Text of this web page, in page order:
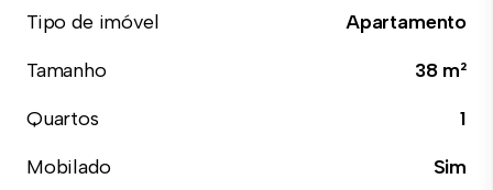
Tipo de imóvel
Apartamento
Tamanho
38 m²
Quartos
1
Mobilado
Sim